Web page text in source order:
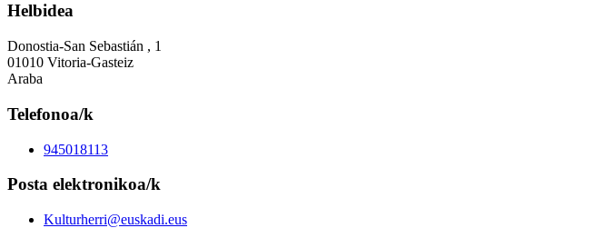
Helbidea
Donostia-San Sebastián , 1
01010 Vitoria-Gasteiz
Araba
Telefonoa/k
945018113
Posta elektronikoa/k
Kulturherri@euskadi.eus